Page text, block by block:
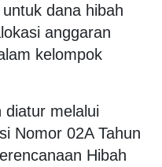
dana hibah
anggaran
kelompok
diatur melalui
Nomor 02A Tahun
Hibah